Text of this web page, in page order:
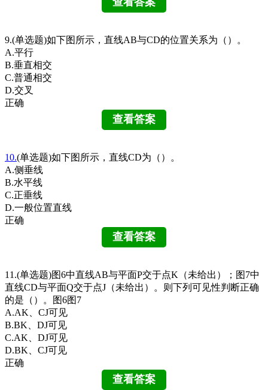
9.(单选题)如下图所示，直线AB与CD的位置关系为（）。
A.平行
B.垂直相交
C.普通相交
D.交叉
正确
10.(单选题)如下图所示，直线CD为（）。
A.侧垂线
B.水平线
C.正垂线
D.一般位置直线
正确
11.(单选题)图6中直线AB与平面P交于点K（未给出）；图7中
直线CD与平面Q交于点J（未给出）。则下列可见性判断正确
的是（）。图6图7
A.AK、CJ可见
B.BK、DJ可见
C.AK、DJ可见
D.BK、CJ可见
正确